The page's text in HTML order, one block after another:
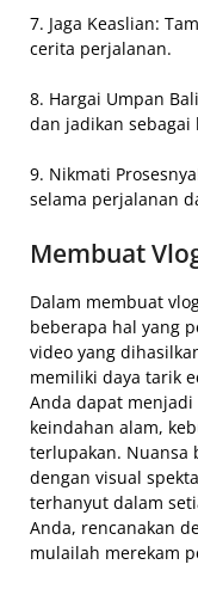
7. Jaga Keaslian:
cerita perjalanan.
8. Hargai Umpan
dan jadikan
9. Nikmati
selama perjalanan
Membuat
Dalam membuat
beberapa hal yang
video yang
memiliki daya tarik
Anda dapat
keindahan alam,
terlupakan. Nuansa
dengan visual
terhanyut dalam
Anda, rencanakan
mulailah merekam